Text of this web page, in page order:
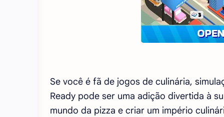
Se você é fã de jogos de culinária,
Ready pode ser uma adição divertida à
mundo da pizza e criar um império